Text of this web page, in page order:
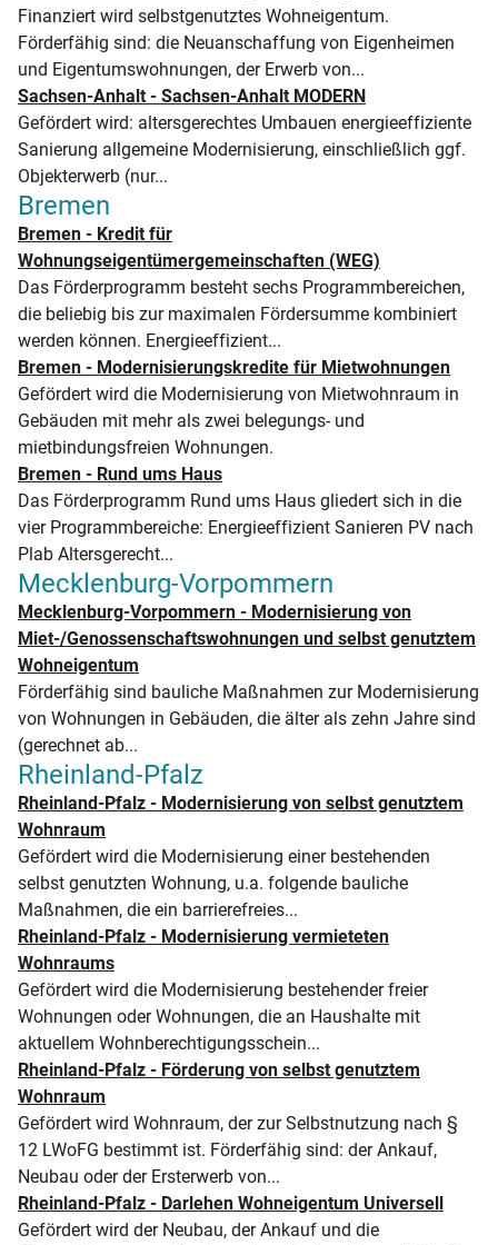
Finanziert wird selbstgenutztes Wohneigentum.
Förderfähig sind: die Neuanschaffung von Eigenheimen
und Eigentumswohnungen, der Erwerb von...
Sachsen-Anhalt - Sachsen-Anhalt MODERN
Gefördert wird: altersgerechtes Umbauen energieeffiziente
Sanierung allgemeine Modernisierung, einschließlich ggf.
Objekterwerb (nur...
Bremen
Bremen - Kredit für
Wohnungseigentümergemeinschaften (WEG)
Das Förderprogramm besteht sechs Programmbereichen,
die beliebig bis zur maximalen Fördersumme kombiniert
werden können. Energieeffizient...
Bremen - Modernisierungskredite für Mietwohnungen
Gefördert wird die Modernisierung von Mietwohnraum in
Gebäuden mit mehr als zwei belegungs- und
mietbindungsfreien Wohnungen.
Bremen - Rund ums Haus
Das Förderprogramm Rund ums Haus gliedert sich in die
vier Programmbereiche: Energieeffizient Sanieren PV nach
Plab Altersgerecht...
Mecklenburg-Vorpommern
Mecklenburg-Vorpommern - Modernisierung von
Miet-/Genossenschaftswohnungen und selbst genutztem
Wohneigentum
Förderfähig sind bauliche Maßnahmen zur Modernisierung
von Wohnungen in Gebäuden, die älter als zehn Jahre sind
(gerechnet ab...
Rheinland-Pfalz
Rheinland-Pfalz - Modernisierung von selbst genutztem
Wohnraum
Gefördert wird die Modernisierung einer bestehenden
selbst genutzten Wohnung, u.a. folgende bauliche
Maßnahmen, die ein barrierefreies...
Rheinland-Pfalz - Modernisierung vermieteten
Wohnraums
Gefördert wird die Modernisierung bestehender freier
Wohnungen oder Wohnungen, die an Haushalte mit
aktuellem Wohnberechtigungsschein...
Rheinland-Pfalz - Förderung von selbst genutztem
Wohnraum
Gefördert wird Wohnraum, der zur Selbstnutzung nach §
12 LWoFG bestimmt ist. Förderfähig sind: der Ankauf,
Neubau oder der Ersterwerb von...
Rheinland-Pfalz - Darlehen Wohneigentum Universell
Gefördert wird der Neubau, der Ankauf und die